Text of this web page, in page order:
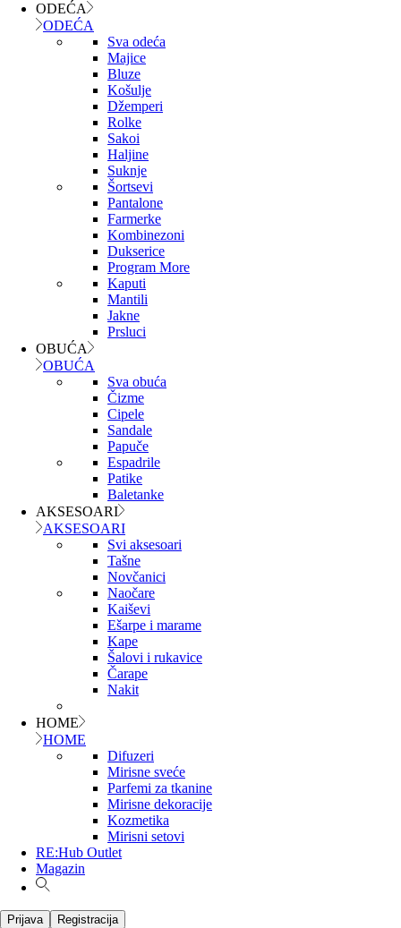
ODEĆA
ODEĆA
Sva odeća
Majice
Bluze
Košulje
Džemperi
Rolke
Sakoi
Haljine
Suknje
Šortsevi
Pantalone
Farmerke
Kombinezoni
Dukserice
Program More
Kaputi
Mantili
Jakne
Prsluci
OBUĆA
OBUĆA
Sva obuća
Čizme
Cipele
Sandale
Papuče
Espadrile
Patike
Baletanke
AKSESOARI
AKSESOARI
Svi aksesoari
Tašne
Novčanici
Naočare
Kaiševi
Ešarpe i marame
Kape
Šalovi i rukavice
Čarape
Nakit
HOME
HOME
Difuzeri
Mirisne sveće
Parfemi za tkanine
Mirisne dekoracije
Kozmetika
Mirisni setovi
RE:Hub Outlet
Magazin
Prijava Registracija